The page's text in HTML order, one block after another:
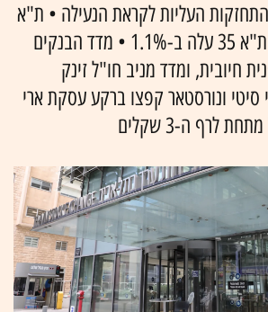
העליות לקראת הנעילה • ת"א
90 טיפס ב-1.3% ות"א 35 עלה ב-1.1% • מדד הבנקים
חיובית, ומדד מניב חו"ל זינק
ג'י סיטי ונורסטאר קפצו ברקע עסקת ארי
לרף ה-3 שקלים